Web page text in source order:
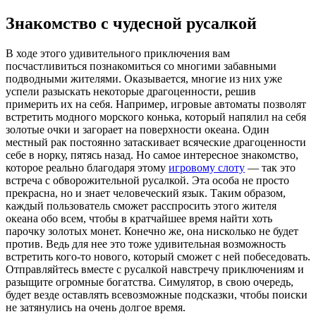
Знакомство с чудесной русалкой
В ходе этого удивительного приключения вам
посчастливиться познакомиться со многими забавными
подводными жителями. Оказывается, многие из них уже
успели разыскать некоторые драгоценности, решив
примерить их на себя. Например, игровые автоматы позволят
встретить модного морского конька, который напялил на себя
золотые очки и загорает на поверхности океана. Один
местный рак постоянно затаскивает всяческие драгоценности
себе в норку, пятясь назад. Но самое интересное знакомство,
которое реально благодаря этому игровому слоту — так это
встреча с обворожительной русалкой. Эта особа не просто
прекрасна, но и знает человеческий язык. Таким образом,
каждый пользователь сможет расспросить этого жителя
океана обо всем, чтобы в кратчайшее время найти хоть
парочку золотых монет. Конечно же, она нисколько не будет
против. Ведь для нее это тоже удивительная возможность
встретить кого-то нового, который сможет с ней побеседовать.
Отправляйтесь вместе с русалкой навстречу приключениям и
разыщите огромные богатства. Симулятор, в свою очередь,
будет везде оставлять всевозможные подсказки, чтобы поиски
не затянулись на очень долгое время.